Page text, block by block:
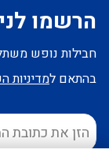
הרשמו
חבילות נופש
בהתאם למדיניות